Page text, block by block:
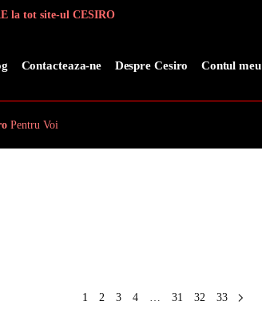
la tot site-ul CESIRO
Contacteaza-ne Despre Cesiro Contul meu
Pentru Voi
1
2 3 4 … 31 32 33